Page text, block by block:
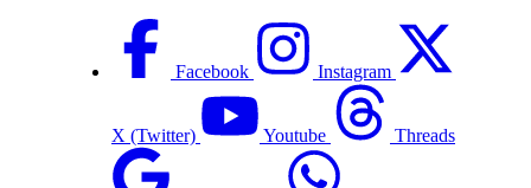
Facebook Instagram
X (Twitter) Youtube Threads